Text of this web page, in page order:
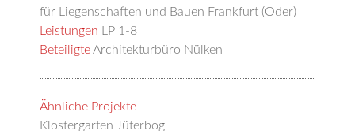
für Liegenschaften und Bauen Frankfurt (Oder)
Leistungen
LP 1-8
BeteiligteArchitekturbüro Nülken
Ähnliche Projekte
Klostergarten Jüterbog